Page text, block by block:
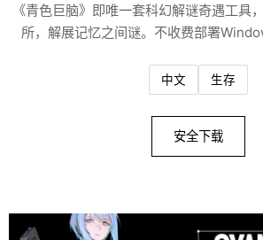
《青色巨脑》即唯一套科幻解谜奇遇工具
所，解展记忆之间谜。不收费部署
中文 生存
安全下载